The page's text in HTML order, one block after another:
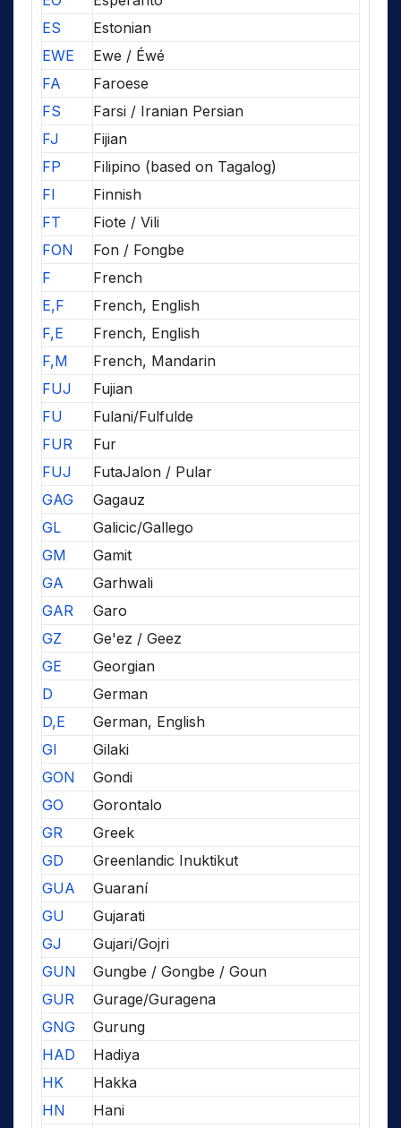
ES
Estonian
EWE
Ewe / Éwé
FA
Faroese
FS
Farsi / Iranian Persian
FJ
Fijian
FP
Filipino (based on Tagalog)
FI
Finnish
FT
Fiote / Vili
FON
Fon / Fongbe
F
French
E,F
French, English
F,E
French, English
F,M
French, Mandarin
FUJ
Fujian
FU
Fulani/Fulfulde
FUR
Fur
FUJ
FutaJalon / Pular
GAG
Gagauz
GL
Galicic/Gallego
GM
Gamit
GA
Garhwali
GAR
Garo
GZ
Ge'ez / Geez
GE
Georgian
D
German
D,E
German, English
GI
Gilaki
GON
Gondi
GO
Gorontalo
GR
Greek
GD
Greenlandic Inuktikut
GUA
Guaraní
GU
Gujarati
GJ
Gujari/Gojri
GUN
Gungbe / Gongbe / Goun
GUR
Gurage/Guragena
GNG
Gurung
HAD
Hadiya
HK
Hakka
HN
Hani